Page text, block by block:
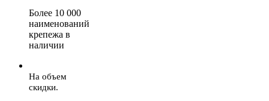
Более 10 000
наименований
крепежа в
наличии
На объем
скидки.